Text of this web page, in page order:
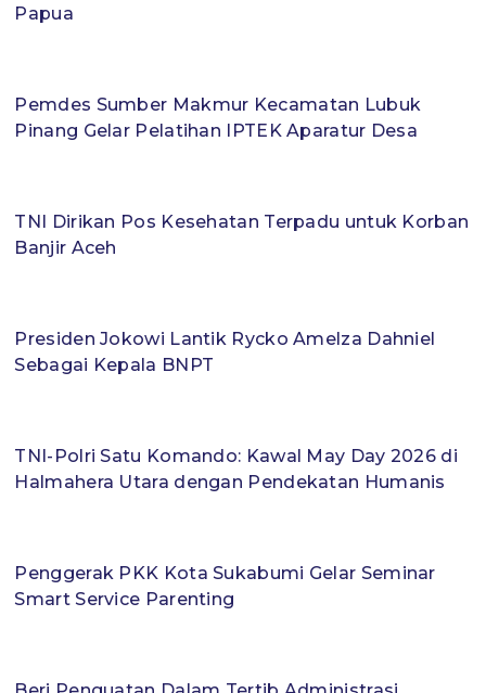
Papua
Pemdes Sumber Makmur Kecamatan Lubuk
Pinang Gelar Pelatihan IPTEK Aparatur Desa
TNI Dirikan Pos Kesehatan Terpadu untuk Korban
Banjir Aceh
Presiden Jokowi Lantik Rycko Amelza Dahniel
Sebagai Kepala BNPT
​TNI-Polri Satu Komando: Kawal May Day 2026 di
Halmahera Utara dengan Pendekatan Humanis
Penggerak PKK Kota Sukabumi Gelar Seminar
Smart Service Parenting